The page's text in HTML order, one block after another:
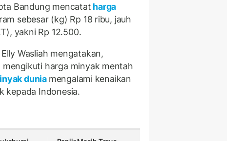
Bandung mencatat harga
sebesar (kg) Rp 18 ribu, jauh
yakni Rp 12.500.
Wasliah mengatakan,
harga minyak mentah
dunia mengalami kenaikan
kepada Indonesia.